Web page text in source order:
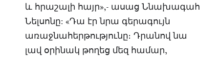
և հրաշալի հայր»,- ասաց Ննախագահ
Նելսոնը: «Դա էր նրա գերագույն
առաջնահերթությունը։ Դրանով նա
լավ օրինակ թողեց մեզ համար,